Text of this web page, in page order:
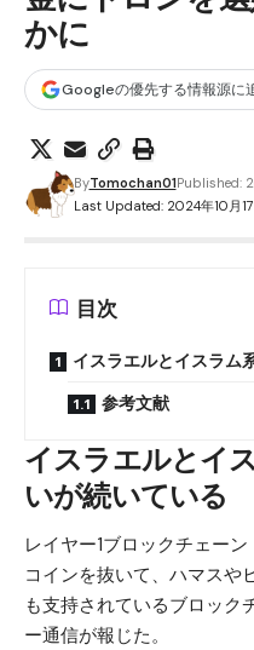
かに
Googleの優先する情報源に
Last Updated: 2024年10月17
ByTomochan01Published:
目次
イスラエルとイスラム
参考文献
イスラエルとイ
いが続いている
レイヤー1ブロックチェー
コインを抜いて、ハマスや
も支持されているブロック
ー通信が報じた。